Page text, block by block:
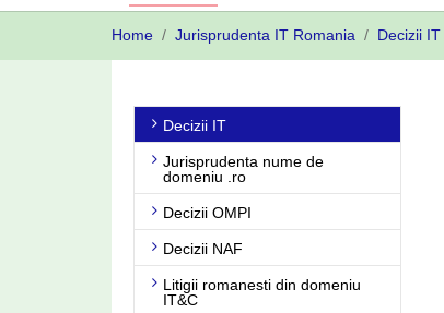
are
Home Jurisprudenta IT Romania Decizii IT
Decizii IT
Jurisprudenta nume de
domeniu .ro
Decizii OMPI
Decizii NAF
Litigii romanesti din domeniu
IT&C